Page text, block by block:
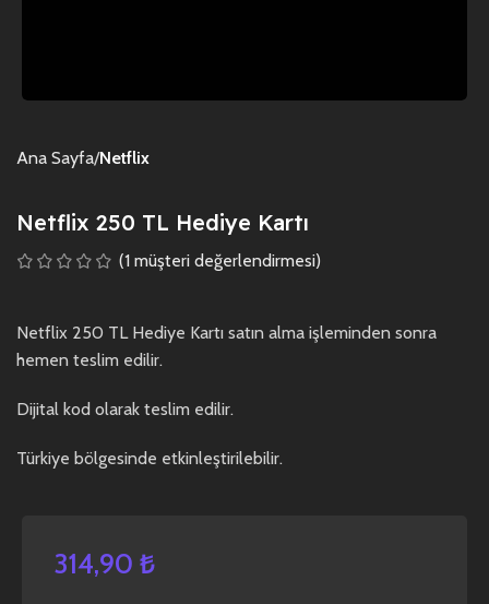
Ana Sayfa Netflix
Netflix 250 TL Hediye Kartı
(1 müşteri değerlendirmesi)
Netflix 250 TL Hediye Kartı satın alma işleminden sonra
hemen teslim edilir.
Dijital kod olarak teslim edilir.
Türkiye bölgesinde etkinleştirilebilir.
314,90 ₺